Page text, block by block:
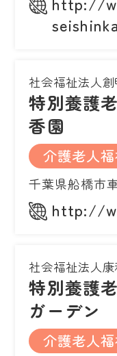
社会福祉法人
特別養護
香園
介護老人
千葉県船橋市
http://
社会福祉法人
特別養護
ガーデン
介護老人